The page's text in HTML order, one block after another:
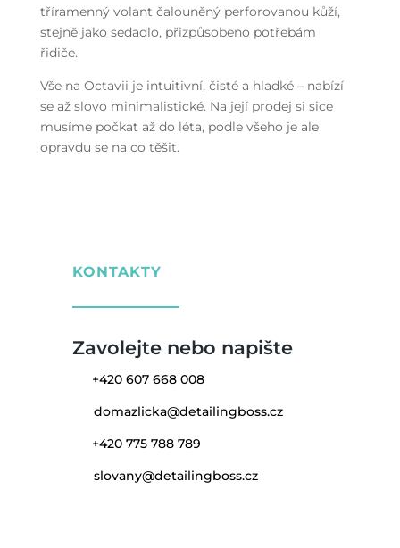
tříramenný volant čalouněný perforovanou kůží,
stejně jako sedadlo, přizpůsobeno potřebám
řidiče.
Vše na Octavii je intuitivní, čisté a hladké – nabízí
se až slovo minimalistické. Na její prodej si sice
musíme počkat až do léta, podle všeho je ale
opravdu se na co těšit.
KONTAKTY
Zavolejte nebo napište
+420 607 668 008
domazlicka@detailingboss.cz
+420 775 788 789
slovany@detailingboss.cz